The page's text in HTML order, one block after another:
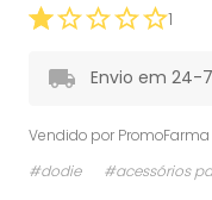
1
Envio em 24-
Vendido por PromoFarma
#dodie
#acessórios